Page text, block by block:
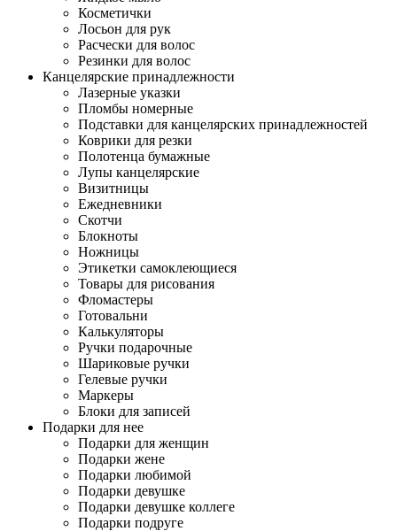
Косметички
Лосьон для рук
Расчески для волос
Резинки для волос
Канцелярские принадлежности
Лазерные указки
Пломбы номерные
Подставки для канцелярских принадлежностей
Коврики для резки
Полотенца бумажные
Лупы канцелярские
Визитницы
Ежедневники
Скотчи
Блокноты
Ножницы
Этикетки самоклеющиеся
Товары для рисования
Фломастеры
Готовальни
Калькуляторы
Ручки подарочные
Шариковые ручки
Гелевые ручки
Маркеры
Блоки для записей
Подарки для нее
Подарки для женщин
Подарки жене
Подарки любимой
Подарки девушке
Подарки девушке коллеге
Подарки подруге